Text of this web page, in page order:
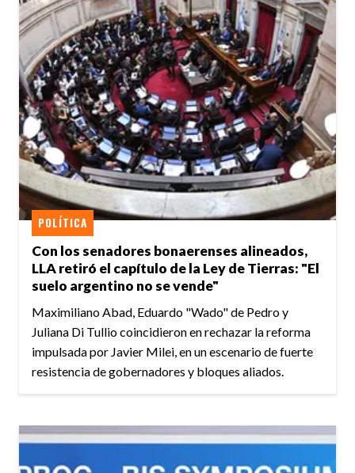
Con los senadores bonaerenses alineados,
LLA retiró el capítulo de la Ley de Tierras: "El
suelo argentino no se vende"
POLÍTICA
Maximiliano Abad, Eduardo "Wado" de Pedro y
Juliana Di Tullio coincidieron en rechazar la reforma
impulsada por Javier Milei, en un escenario de fuerte
resistencia de gobernadores y bloques aliados.